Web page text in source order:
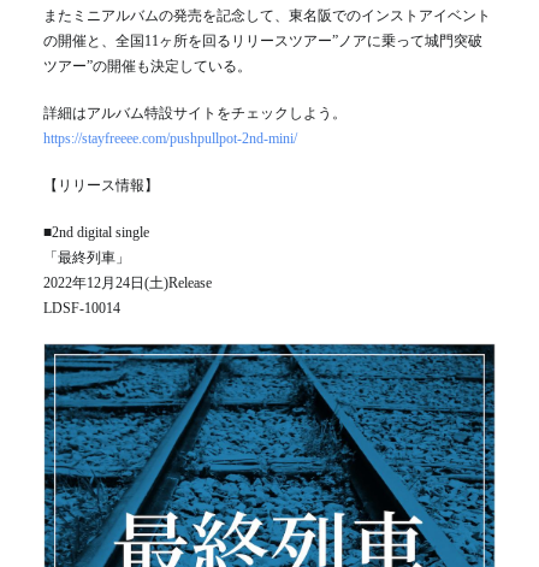
またミニアルバムの発売を記念して、東名阪でのインストアイベント
の開催と、全国11ヶ所を回るリリースツアー”ノアに乗って城門突破
ツアー”の開催も決定している。
詳細はアルバム特設サイトをチェックしよう。
https://stayfreeee.com/pushpullpot-2nd-mini/
【リリース情報】
■2nd digital single
「最終列車」
2022年12月24日(土)Release
LDSF-10014